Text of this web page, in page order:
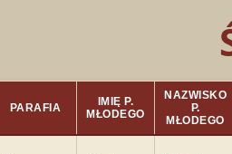
PARAFIA
IMIĘ P.
MŁODEGO
NAZWISKO
P.
MŁODEGO